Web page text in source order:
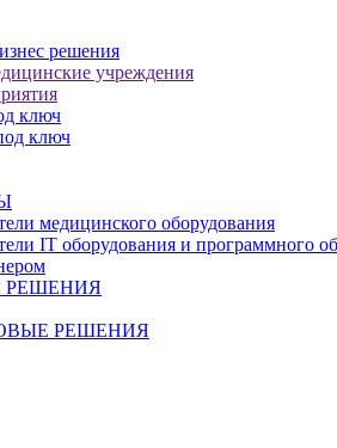
решения
учреждения
ключ
ключ
медицинского оборудования
IT оборудования и программного
РЕШЕНИЯ